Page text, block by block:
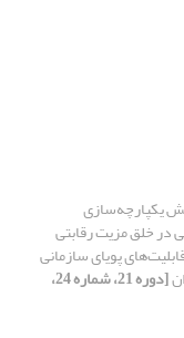
یکپارچه‌سازی
خلق مزیت رقابتی
پویای سازمانی
[دوره 21، شماره 24،